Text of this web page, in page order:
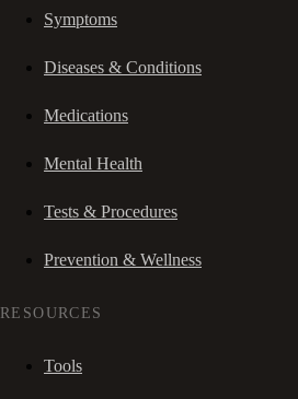
Symptoms
Diseases & Conditions
Medications
Mental Health
Tests & Procedures
Prevention & Wellness
RESOURCES
Tools